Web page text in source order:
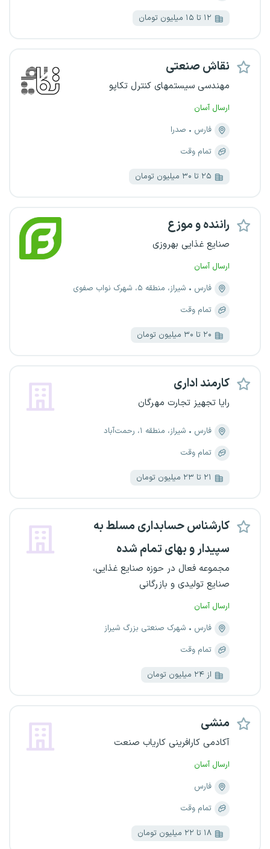
۱۲ تا ۱۵ میلیون تومان
نقاش صنعتی
مهندسی سیستمهای کنترل تکاپو
ارسال آسان
فارس
صدرا
تمام وقت
۲۵ تا ۳۰ میلیون تومان
راننده و موزع
صنایع غذایی بهروزی
ارسال آسان
فارس
شیراز، منطقه ۵، شهرک نواب صفوی
تمام وقت
۲۰ تا ۳۰ میلیون تومان
کارمند اداری
رایا تجهیز تجارت مهرگان
فارس
شیراز، منطقه ۱، رحمت‌آباد
تمام وقت
۲۱ تا ۲۳ میلیون تومان
کارشناس حسابداری مسلط به
سپیدار و بهای تمام شده
مجموعه فعال در حوزه صنایع غذایی،
صنایع تولیدی و بازرگانی
ارسال آسان
فارس
شهرک صنعتی بزرگ شیراز
تمام وقت
از ۲۴ میلیون تومان
منشی
آکادمی کارافرینی کاریاب صنعت
ارسال آسان
فارس
تمام وقت
۱۸ تا ۲۲ میلیون تومان